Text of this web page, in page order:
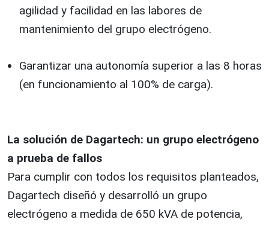
agilidad y facilidad en las labores de
mantenimiento del grupo electrógeno.
Garantizar una autonomía superior a las 8 horas
(en funcionamiento al 100% de carga).
La solución de Dagartech: un grupo electrógeno
a prueba de fallos
Para cumplir con todos los requisitos planteados,
Dagartech diseñó y desarrolló un grupo
electrógeno a medida de 650 kVA de potencia,